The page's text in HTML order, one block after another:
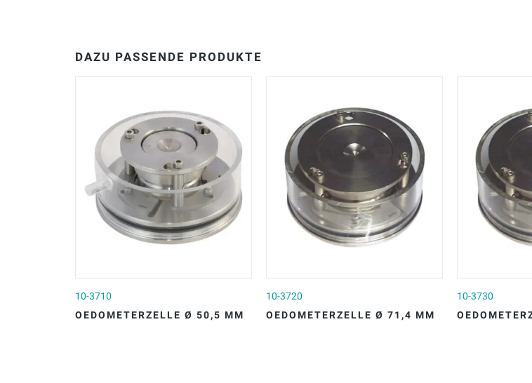
DAZU PASSENDE PRODUKTE
10-3710
OEDOMETERZELLE Ø 50,5 MM
10-3720
OEDOMETERZELLE Ø 71,4 MM
10-3730